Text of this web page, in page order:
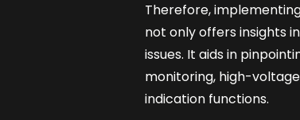
Therefore,
not only offers insights
issues. It aids in
monitoring, high-
indication functions.